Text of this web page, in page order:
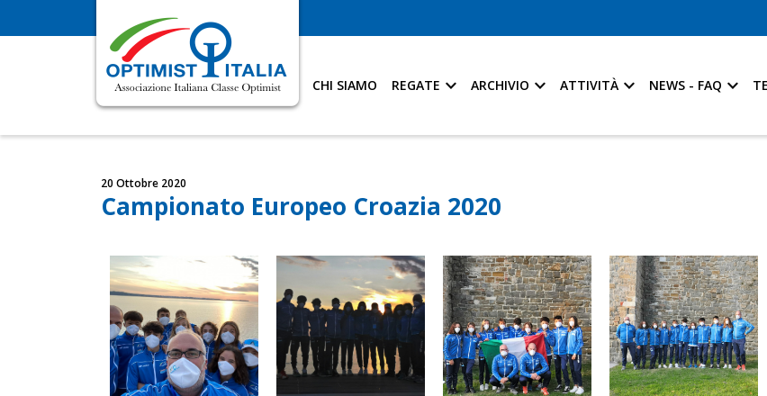
CHI SIAMO REGATE ARCHIVIO ATTIVITÀ NEWS - FAQ
20 Ottobre 2020
Campionato Europeo Croazia 2020